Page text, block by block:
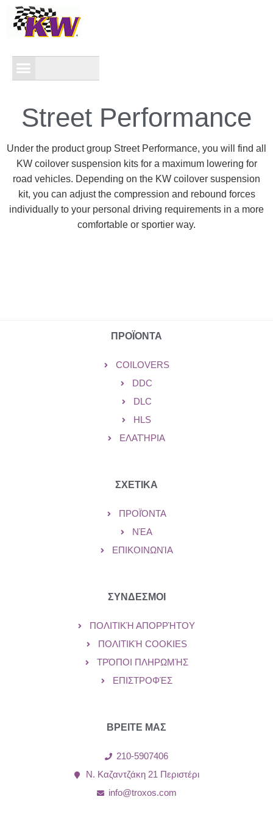
Street Performance
Under the product group Street Performance, you will find all
KW coilover suspension kits for a maximum lowering for
road vehicles. Depending on the KW coilover suspension
kit, you can adjust the compression and rebound forces
individually to your personal driving requirements in a more
comfortable or sportier way.
ΠΡΟΪΟΝΤΑ
COILOVERS
DDC
DLC
HLS
ΕΛΑΤΉΡΙΑ
ΣΧΕΤΙΚΑ
ΠΡΟΪΌΝΤΑ
ΝΈΑ
ΕΠΙΚΟΙΝΩΝΊΑ
ΣΥΝΔΕΣΜΟΙ
ΠΟΛΙΤΙΚΉ ΑΠΟΡΡΉΤΟΥ
ΠΟΛΙΤΙΚΉ COOKIES
ΤΡΌΠΟΙ ΠΛΗΡΩΜΉΣ
ΕΠΙΣΤΡΟΦΈΣ
ΒΡΕΙΤΕ ΜΑΣ
210-5907406
Ν. Καζαντζάκη 21 Περιστέρι
info@troxos.com